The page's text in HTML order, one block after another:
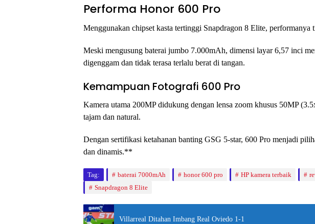
Performa Honor 600 Pro
Menggunakan chipset kasta tertinggi Snapdragon 8 Elite, performanya
Meski mengusung baterai jumbo 7.000mAh, dimensi layar 6,57 inci
digenggam dan tidak terasa terlalu berat di tangan.
Kemampuan Fotografi 600 Pro
Kamera utama 200MP didukung dengan lensa zoom khusus 50MP
tajam dan natural.
Dengan sertifikasi ketahanan banting GSG 5-star, 600 Pro menjadi
dan dinamis.**
Tag: baterai 7000mAh honor 600 pro HP kamera terbaik
Snapdragon 8 Elite
Villarreal Ditahan Imbang Real Oviedo 1-1